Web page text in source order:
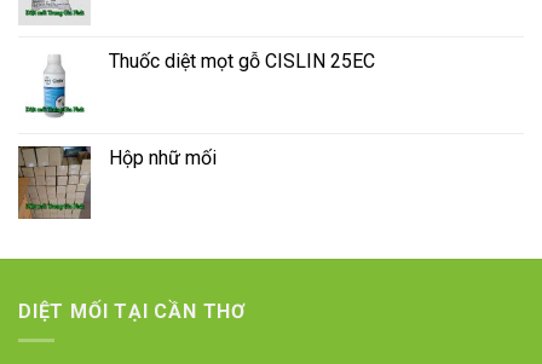
Thuốc diệt mọt gỗ CISLIN 25EC
Hộp nhữ mối
DIỆT MỐI TẠI CẦN THƠ